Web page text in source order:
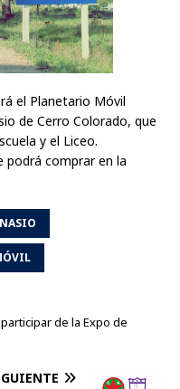
el Planetario Móvil
de Cerro Colorado, que
y el Liceo.
podrá comprar en la
de la Expo de